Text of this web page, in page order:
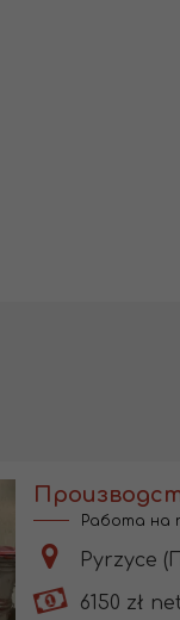
Работа на
Pyrzyce
6150 zł